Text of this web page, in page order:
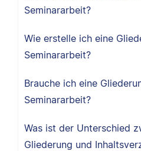
Seminararbeit?
Wie erstelle ich eine
Seminararbeit?
Brauche ich eine
Seminararbeit?
Was ist der Unterschied
Gliederung und